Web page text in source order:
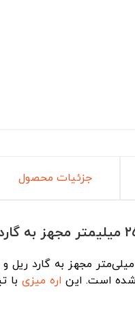
جزئیات محصول
است. این اره میزی